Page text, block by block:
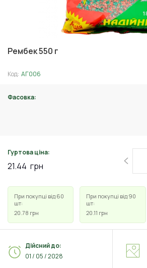
Рембек 550 г
Код: АГ006
Фасовка:
Гуртова ціна:
21.44 грн
При покупці від 60
шт:
20.78 грн
При покупці від 90
шт:
20.11 грн
Дійсний до:
01 / 05 / 2028